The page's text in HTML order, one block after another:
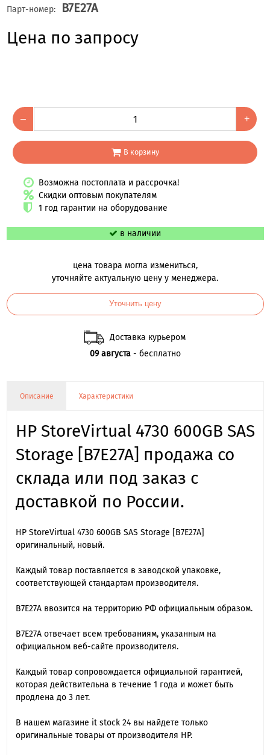
Парт-номер: B7E27A
Цена по запросу
– +
В корзину
Возможна постоплата и рассрочка!
Скидки оптовым покупателям
1 год гарантии на оборудование
в наличии
цена товара могла измениться,
уточняйте актуальную цену у менеджера.
Уточнить цену
Доставка курьером
09 августа- бесплатно
Описание Характеристики
HP StoreVirtual 4730 600GB SAS
Storage [B7E27A] продажа со
склада или под заказ с
доставкой по России.
HP StoreVirtual 4730 600GB SAS Storage [B7E27A]
оригинальный, новый.
Каждый товар поставляется в заводской упаковке,
соответствующей стандартам производителя.
B7E27A ввозится на территорию РФ официальным образом.
B7E27A отвечает всем требованиям, указанным на
официальном веб-сайте производителя.
Каждый товар сопровождается официальной гарантией,
которая действительна в течение 1 года и может быть
продлена до 3 лет.
В нашем магазине it stock 24 вы найдете только
оригинальные товары от производителя HP.